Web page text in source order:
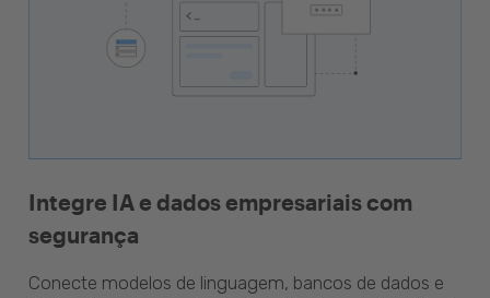
Integre IA e dados empresariais com
segurança
Conecte modelos de linguagem, bancos de dados e